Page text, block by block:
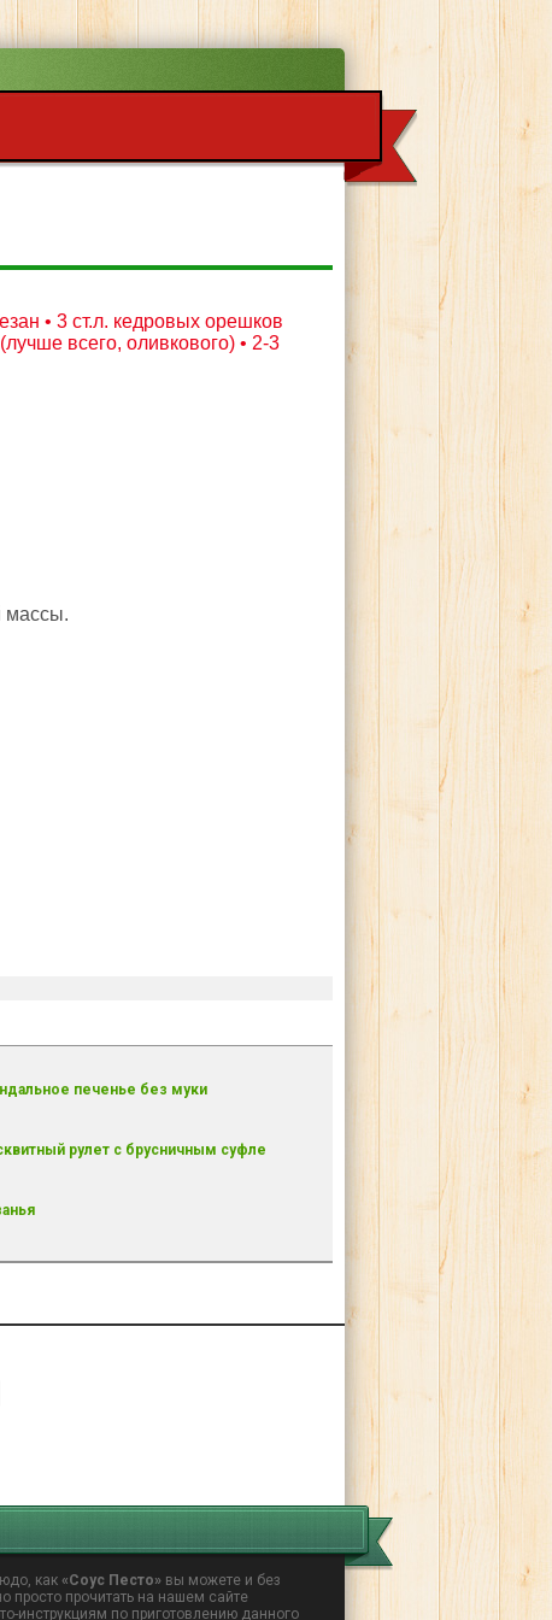
• 3 ст.л. кедровых орешков
всего, оливкового) • 2-3
массы.
печенье без муки
рулет с брусничным суфле
как «Соус Песто» вы можете и без
просто прочитать на нашем сайте
инструкциям по приготовлению данного